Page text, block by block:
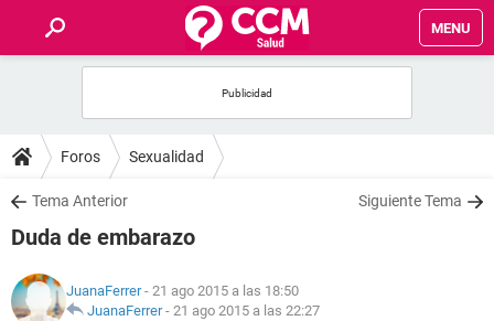
MENU
FOROS
SALUD
NUTRICIÓN
Foros Sexualidad
Tema Anterior Siguiente Tema
Duda de embarazo
JuanaFerrer- 21 ago 2015 a las 18:50
JuanaFerrer- 21 ago 2015 a las 22:27